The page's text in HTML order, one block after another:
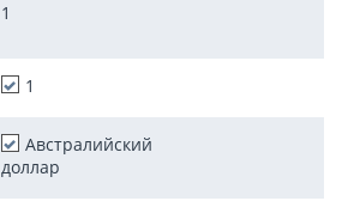
1
1
Австралийский
доллар